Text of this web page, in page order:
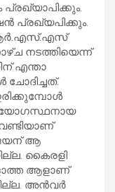
പ്രഖ്യപിക്കും.
നടത്തിയെന്ന്
എന്താ
ചോദിച്ചത്.
ആ
കൈരളി
ആളാണ്
അന്‍വര്‍